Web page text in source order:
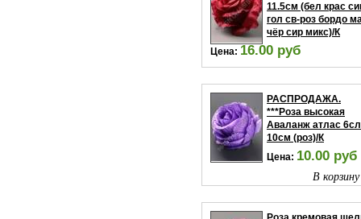
11.5см (бел крас
гол св-роз бордо
чёр сир микс)/К
Цена: 16.00 руб
В
РАСПРОДАЖА.
***Роза высокая
Аваланж атлас 6сл
10см (роз)/К
Цена: 10.00 руб
В